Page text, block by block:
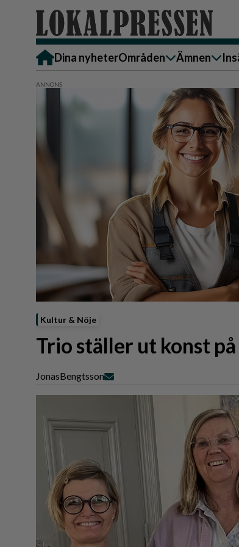
Dina nyheterOmråden
Alingsås
Härryda
Lerum
Partille
Göteborg
Backa/Kärra
Hisingen
Sydväst
Ämnen
Bostad
Ekonomi
Krönika
Kultur &
Familj
Nyheter
Näringsliv
Omsorg
Politik
Reportage
Sport
Kultur & Nöje
Trio ställer ut konst
JonasBengtsson